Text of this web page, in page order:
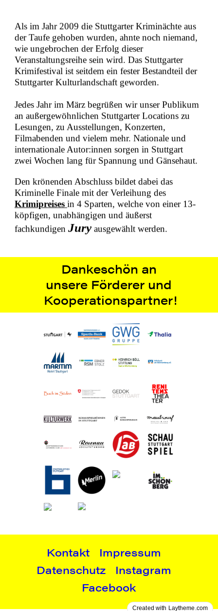
Created with Laytheme.com
Als im Jahr 2009 die Stuttgarter Kriminächte aus
der Taufe gehoben wurden, ahnte noch niemand,
wie ungebrochen der Erfolg dieser
Veranstaltungsreihe sein wird. Das Stuttgarter
Krimifestival ist seitdem ein fester Bestandteil der
Stuttgarter Kulturlandschaft geworden.
Jedes Jahr im März begrüßen wir unser Publikum
an außergewöhnlichen Stuttgarter Locations zu
Lesungen, zu Ausstellungen, Konzerten,
Filmabenden und vielem mehr. Nationale und
internationale Autor:innen sorgen in Stuttgart
zwei Wochen lang für Spannung und Gänsehaut.
Den krönenden Abschluss bildet dabei das
Kriminelle Finale mit der Verleihung des
Krimipreises in 4 Sparten, welche von einer 13-
köpfigen, unabhängigen und äußerst
fachkundigen Jury ausgewählt werden.
Dankeschön an
unsere Förderer und
Kooperationspartner!
Kontakt
Impressum
Datenschutz
Instagram
Facebook